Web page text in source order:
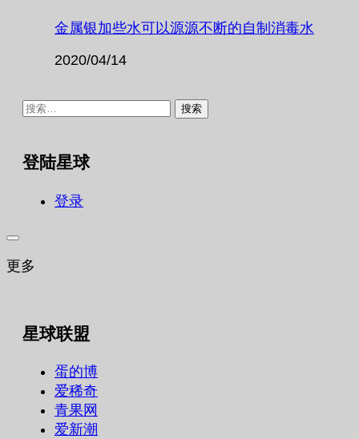
金属银加些水可以源源不断的自制消毒水
2020/04/14
搜
登陆星球
登录
更多
星球联盟
蛋的博
爱稀奇
青果网
爱新潮